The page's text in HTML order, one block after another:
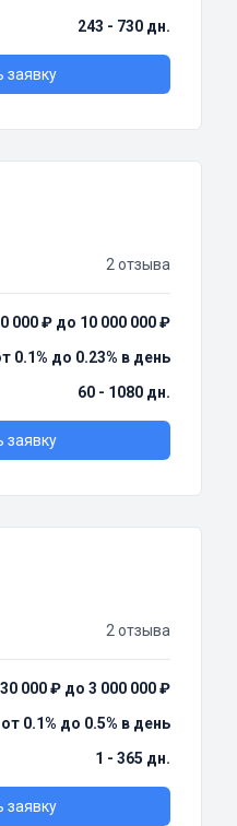
243 - 730 дн.
2 отзыва
000 ₽ до 10 000 000 ₽
0.1% до 0.23% в день
60 - 1080 дн.
2 отзыва
000 ₽ до 3 000 000 ₽
от 0.1% до 0.5% в день
1 - 365 дн.